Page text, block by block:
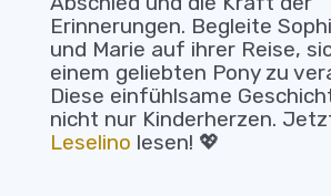
Erinnerungen. Begleite
und Marie auf ihrer Reise,
einem geliebten Pony zu
Diese einfühlsame
nicht nur Kinderherzen.
Leselino lesen! 💖